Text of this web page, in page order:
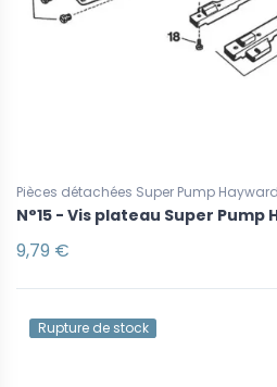
Pièces détachées Super Pump Hayward
N°15 - Vis plateau Super Pump
9,79 €
Rupture de stock